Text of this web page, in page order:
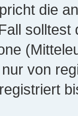
die
solltest
von